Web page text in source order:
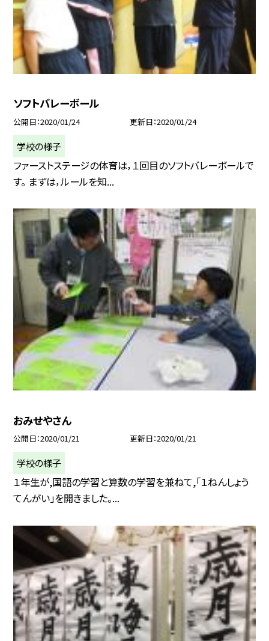
ソフトバレーボール
公開日 2020/01/24 更新日 2020/01/24
学校の様子
ファーストステージの体育は，１回目のソフトバレーボールで
す。 まずは，ルールを知...
おみせやさん
公開日 2020/01/21 更新日 2020/01/21
学校の様子
１年生が,国語の学習と算数の学習を兼ねて,「１ねんしょう
てんがい」を開きました。...